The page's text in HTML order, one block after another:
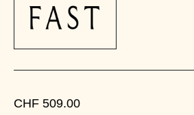
CHF 509.00